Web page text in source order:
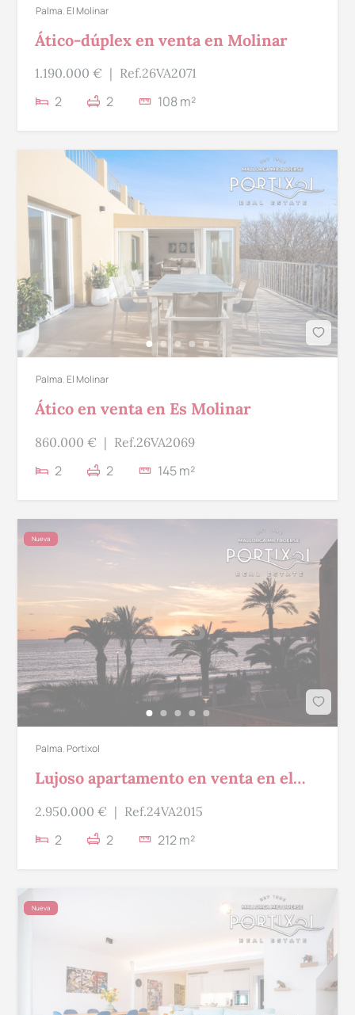
Palma, El Molinar
Ático-dúplex en venta en Molinar
1.190.000 € | Ref.26VA2071
2 2 108 m²
Palma, El Molinar
Ático en venta en Es Molinar
860.000 € | Ref.26VA2069
2 2 145 m²
Nueva
Palma, Portixol
Lujoso apartamento en venta en el
Portixol
2.950.000 € | Ref.24VA2015
2 2 212 m²
Nueva